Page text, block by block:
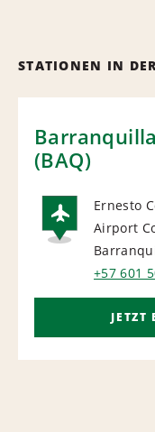
STATIONEN IN
(BAQ)
Ernesto
Airport
+57 601
JETZT